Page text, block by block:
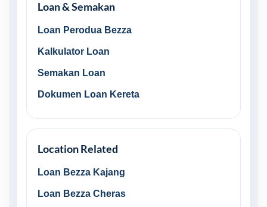
Loan & Semakan
Loan Perodua Bezza
Kalkulator Loan
Semakan Loan
Dokumen Loan Kereta
Location Related
Loan Bezza Kajang
Loan Bezza Cheras